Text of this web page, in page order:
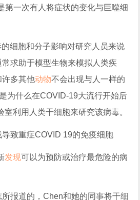
第一次有人将症状的变化与巨噬细
细胞和分子影响对研究人员来说
求助于模型生物来模拟人类疾
许多其他动物不会出现与人一样的
为什么在COVID-19大流行开始后
利用人类干细胞来研究该病毒。
发现可以为预防或治疗最危险的病
报道的，Chen和她的同事将干细